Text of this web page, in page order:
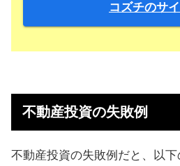
コズチのサ
不動産投資の失敗例
不動産投資の失敗例だと、以